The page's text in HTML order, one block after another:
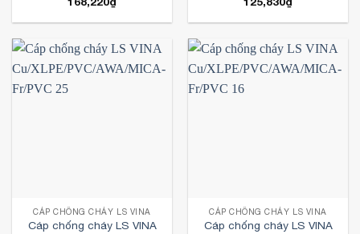
CÁP CHỐNG CHÁY LS VINA
Cáp chống cháy LS VINA
CÁP CHỐNG CHÁY LS VINA
Cáp chống cháy LS VINA